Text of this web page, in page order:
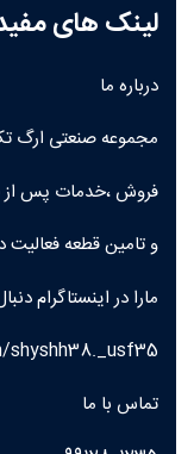
لینک های
درباره ما
مجموعه صنعتی ارگ تک بابیش از
فروش ،خدمات پس از
و تامین قطعه
مارا در اینستاگرام
تماس با ما